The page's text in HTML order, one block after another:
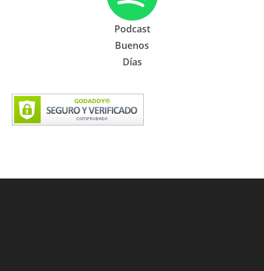
Podcast
Buenos
Días